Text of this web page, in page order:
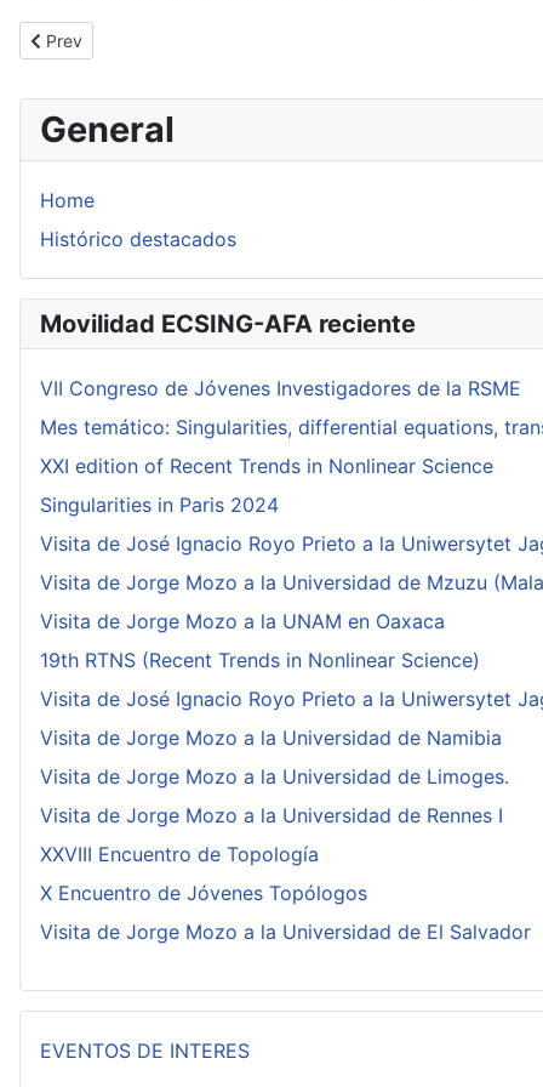
General
Home
Histórico destacados
Movilidad ECSING-AFA reciente
VII Congreso de Jóvenes Investigadores de la RSME
Mes temático: Singularities, differential equations,
XXI edition of Recent Trends in Nonlinear Science
Singularities in Paris 2024
Visita de José Ignacio Royo Prieto a la Uniwersytet
Visita de Jorge Mozo a la Universidad de Mzuzu
Visita de Jorge Mozo a la UNAM en Oaxaca
19th RTNS (Recent Trends in Nonlinear Science)
Visita de José Ignacio Royo Prieto a la Uniwersytet
Visita de Jorge Mozo a la Universidad de Namibia
Visita de Jorge Mozo a la Universidad de Limoges.
Visita de Jorge Mozo a la Universidad de Rennes I
XXVIII Encuentro de Topología
X Encuentro de Jóvenes Topólogos
Visita de Jorge Mozo a la Universidad de El Salvador
EVENTOS DE INTERES
Previous article: Israel Vainsencher
Prev